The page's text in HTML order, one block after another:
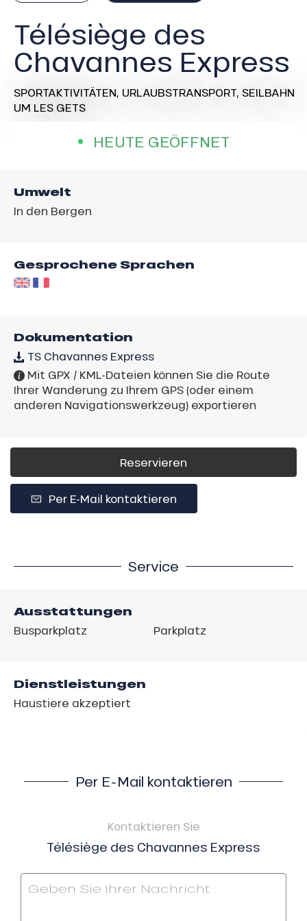
Télésiège des
Chavannes Express
SPORTAKTIVITÄTEN, URLAUBSTRANSPORT, SEILBAHN
UM LES GETS
HEUTE GEÖFFNET
Umwelt
In den Bergen
Gesprochene Sprachen
Dokumentation
TS Chavannes Express
Mit GPX / KML-Dateien können Sie die Route
Ihrer Wanderung zu Ihrem GPS (oder einem
anderen Navigationswerkzeug) exportieren
Reservieren
Per E-Mail kontaktieren
Service
Ausstattungen
Busparkplatz Parkplatz
Dienstleistungen
Haustiere akzeptiert
Per E-Mail kontaktieren
Kontaktieren Sie
Télésiège des Chavannes Express